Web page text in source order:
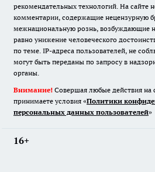
рекомендательных технологий. На сайте
комментарии, содержащие нецензурную
межнациональную рознь, возбуждающие
равно унижение человеческого
по теме. IP-адреса пользователей, не
могут быть переданы по запросу в
органы.
Внимание! Совершая любые действия на
принимаете условия «Политики
персональных данных пользователей»
16+